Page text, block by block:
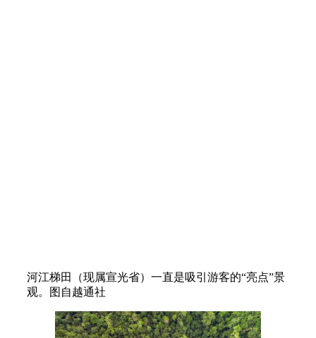
河江梯田（现属宣光省）一直是吸引游客的“亮点”景
观。图自越通社